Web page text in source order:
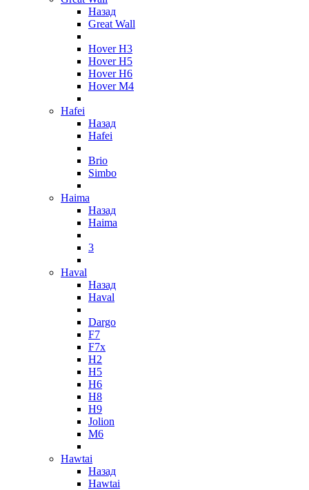
Назад
Great Wall
Hover H3
Hover H5
Hover H6
Hover M4
Hafei
Назад
Hafei
Brio
Simbo
Haima
Назад
Haima
3
Haval
Назад
Haval
Dargo
F7
F7x
H2
H5
H6
H8
H9
Jolion
M6
Hawtai
Назад
Hawtai